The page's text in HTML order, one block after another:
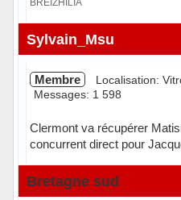
Hors ligne
Sylvain_Msu
Membre Localisation:
Messages: 1 598
Clermont va récupérer
concurrent direct pour
Hors ligne
Bretagne sud